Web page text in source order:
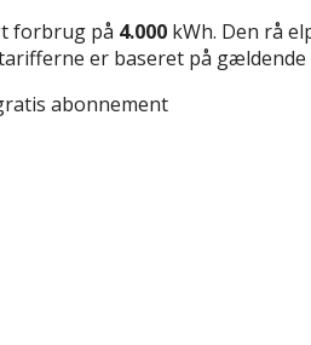
forbrug på 4.000 kWh. Den rå
er baseret på gældende
abonnement